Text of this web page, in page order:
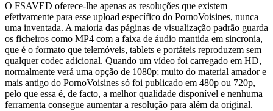
O FSAVED oferece-lhe apenas as resoluções que existem
efetivamente para esse upload específico do PornoVoisines, nunca
uma inventada. A maioria das páginas de visualização padrão guarda
os ficheiros como MP4 com a faixa de áudio mantida em sincronia,
que é o formato que telemóveis, tablets e portáteis reproduzem sem
qualquer codec adicional. Quando um vídeo foi carregado em HD,
normalmente verá uma opção de 1080p; muito do material amador e
mais antigo do PornoVoisines só foi publicado em 480p ou 720p,
pelo que essa é, de facto, a melhor qualidade disponível e nenhuma
ferramenta consegue aumentar a resolução para além da original.